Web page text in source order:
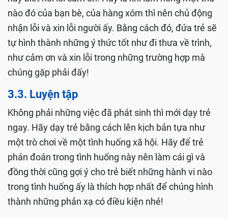
nào đó của bạn bè, của hàng xóm thì nên chủ động
nhận lỗi và xin lỗi người ấy. Bằng cách đó, đứa trẻ sẽ
tự hình thành những ý thức tốt như đi thưa về trình,
như cảm ơn và xin lỗi trong những trường hợp mà
chúng gặp phải đấy!
3.3. Luyện tập
Không phải những việc đã phát sinh thì mới dạy trẻ
ngay. Hãy dạy trẻ bằng cách lên kịch bản tựa như
một trò chơi về một tình huống xã hội. Hãy để trẻ
phán đoán trong tình huống này nên làm cái gì và
đồng thời cũng gợi ý cho trẻ biết những hành vi nào
trong tình huống ấy là thích hợp nhất để chúng hình
thành những phản xạ có điều kiện nhé!